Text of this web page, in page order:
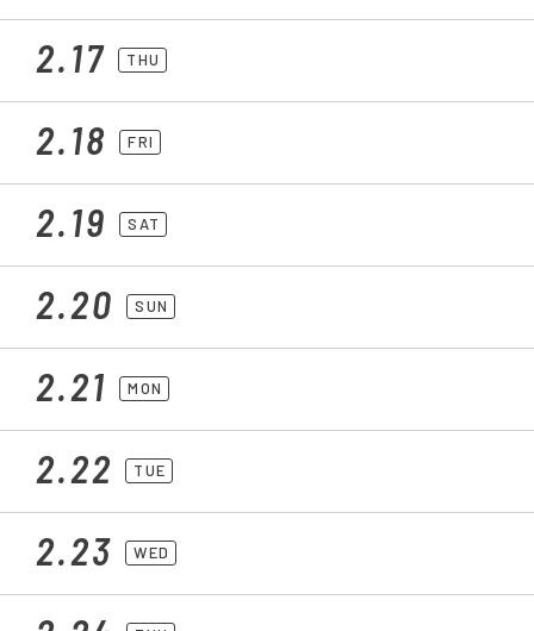
2.17 THU
2.18 FRI
2.19 SAT
2.20 SUN
2.21 MON
2.22 TUE
2.23 WED